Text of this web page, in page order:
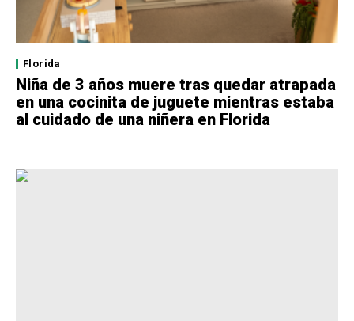
Florida
Niña de 3 años muere tras quedar atrapada
en una cocinita de juguete mientras estaba
al cuidado de una niñera en Florida